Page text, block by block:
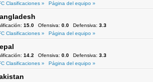
Clasificaciones »
Página del equipo »
15.0 Ofensiva: 0.0 Defensiva: 3.3
Clasificaciones »
Página del equipo »
14.2 Ofensiva: 0.0 Defensiva: 3.3
Clasificaciones »
Página del equipo »